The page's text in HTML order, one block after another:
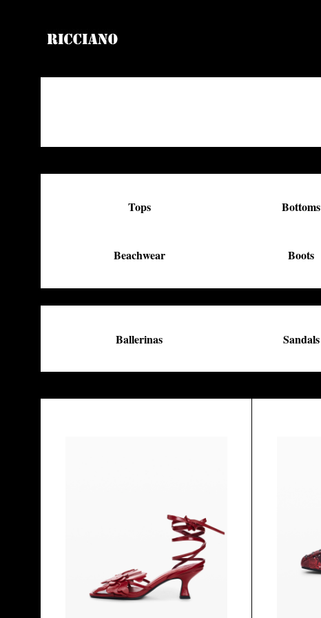
Tops Bottoms
Beachwear Boots
Ballerinas Sandals